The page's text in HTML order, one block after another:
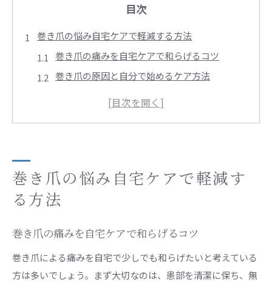
目次
巻き爪の悩み自宅ケアで軽減する方法
巻き爪の痛みを自宅ケアで和らげるコツ
巻き爪の原因と自分で始めるケア方法
巻き爪は治せる？自宅対策の基本ステップ
巻き爪を和らげる正しいセルフケアの流れ
巻き爪の自分でできるケア手順を解説
巻き爪セルフケア初心者が押さえるべき手順
巻き爪の痛みを緩和する具体的なケア方法
コットンや市販品を活用した巻き爪対策
巻き爪の悩み自宅ケアで軽減す
る方法
巻き爪の痛みを自宅ケアで和らげるコツ
巻き爪による痛みを自宅で少しでも和らげたいと考えている
方は多いでしょう。まず大切なのは、患部を清潔に保ち、無